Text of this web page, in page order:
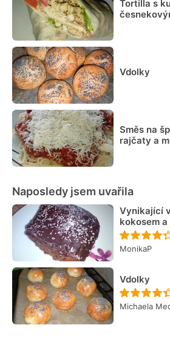
Tortilla s
Vdolky
Směs na
rajčaty a
Naposledy jsem uvařila
Vynikající
kokosem
MonikaP
Vdolky
Michaela